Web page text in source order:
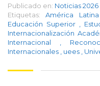
Publicado en: Noticias 2026
Etiquetas:
América Latina
Educación Superior
Internacionalización
Internacional
Internacionales
uees